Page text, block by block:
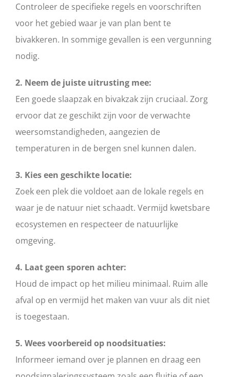
Controleer de specifieke regels en voorschriften
voor het gebied waar je van plan bent te
bivakkeren. In sommige gevallen is een vergunning
nodig.
2. Neem de juiste uitrusting mee:
Een goede slaapzak en bivakzak zijn cruciaal. Zorg
ervoor dat ze geschikt zijn voor de verwachte
weersomstandigheden, aangezien de
temperaturen in de bergen snel kunnen dalen.
3. Kies een geschikte locatie:
Zoek een plek die voldoet aan de lokale regels en
waar je de natuur niet schaadt. Vermijd kwetsbare
ecosystemen en respecteer de natuurlijke
omgeving.
4. Laat geen sporen achter:
Houd de impact op het milieu minimaal. Ruim alle
afval op en vermijd het maken van vuur als dit niet
is toegestaan.
5. Wees voorbereid op noodsituaties:
Informeer iemand over je plannen en draag een